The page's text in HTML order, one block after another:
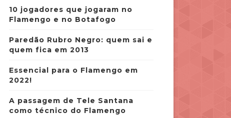
10 jogadores que jogaram no
Flamengo e no Botafogo
Paredão Rubro Negro: quem sai e
quem fica em 2013
Essencial para o Flamengo em
2022!
A passagem de Tele Santana
como técnico do Flamengo